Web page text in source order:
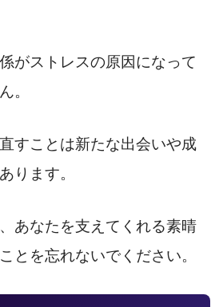
がストレスの原因になって
。
すことは新たな出会いや成
ります。
あなたを支えてくれる素晴
とを忘れないでください。